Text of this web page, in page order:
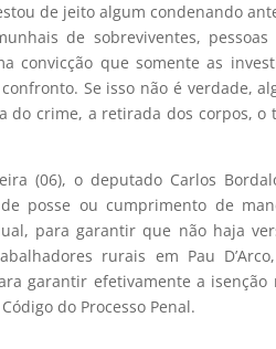
estou de jeito algum condenando
de sobreviventes,
convicção que somente as
Se isso não é verdade,
do crime, a retirada dos corpos,
(06), o deputado Carlos
posse ou cumprimento de
para garantir que não haja
rurais em Pau
garantir efetivamente a isenção
do Processo Penal.